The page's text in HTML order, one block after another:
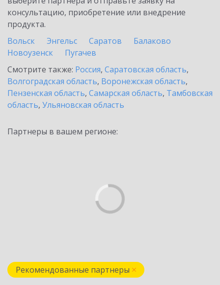
консультацию, приобретение или внедрение
продукта.
Вольск
Энгельс Саратов
Балаково
Новоузенск
Пугачев
Смотрите также: Россия, Саратовская область,
Волгоградская область, Воронежская область,
Пензенская область, Самарская область, Тамбовская
область, Ульяновская область
Партнеры в вашем регионе:
Рекомендованные партнеры